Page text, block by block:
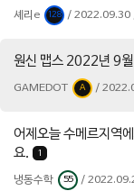
셰리e 128 / 2022.09.30
원신 맵스 2022년 9
GAMEDOT A /
어제오늘 수메르지역
요.
1
냉동수학 55 /